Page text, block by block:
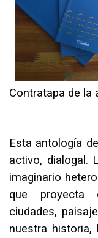
Contratapa de la
Esta antología
activo, dialogal.
imaginario
que proyecta
ciudades,
nuestra historia,